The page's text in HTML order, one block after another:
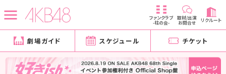
ファンクラブ
-柱の会-
取材/出演
お問合せ リクルート
劇場ガイド スケジュール チケット